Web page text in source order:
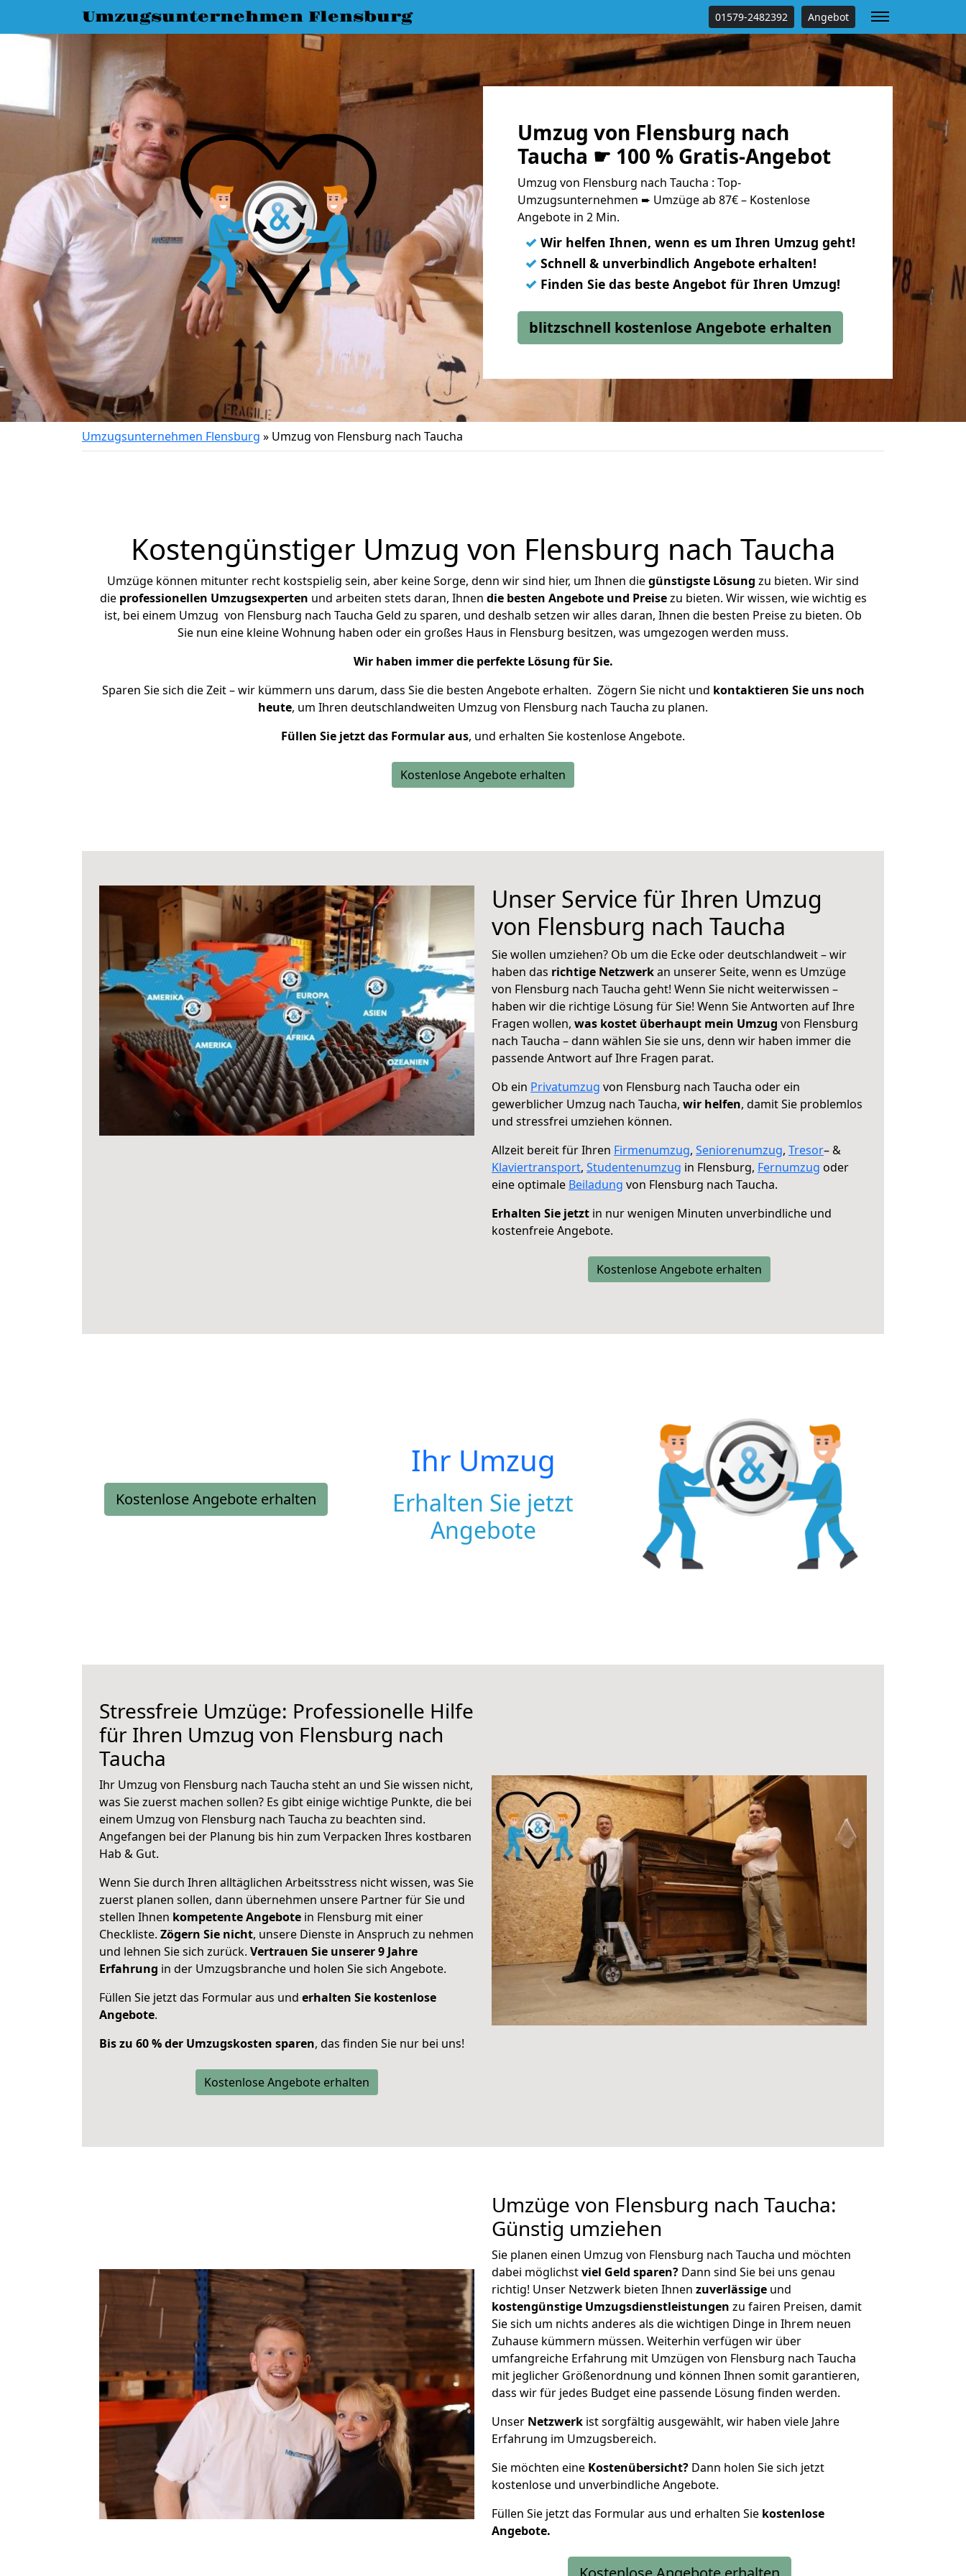
Umzugsunternehmen Flensburg 01579-2482392 Angebot
Umzug von Flensburg nach
Taucha ☛ 100 % Gratis-Angebot
Umzug von Flensburg nach Taucha : Top-
Umzugsunternehmen ➨ Umzüge ab 87€ – Kostenlose
Angebote in 2 Min.
✓ Wir helfen Ihnen, wenn es um Ihren Umzug geht!
✓ Schnell & unverbindlich Angebote erhalten!
✓ Finden Sie das beste Angebot für Ihren Umzug!
blitzschnell kostenlose Angebote erhalten
Umzugsunternehmen Flensburg » Umzug von Flensburg nach Taucha
Kostengünstiger Umzug von Flensburg nach Taucha
Umzüge können mitunter recht kostspielig sein, aber keine Sorge, denn wir sind hier, um Ihnen diegünstigste Lösung zu bieten. Wir sind
die professionellen Umzugsexperten und arbeiten stets daran, Ihnen die besten Angebote und Preisezu bieten. Wir wissen, wie wichtig es
ist, bei einem Umzug von Flensburg nach Taucha Geld zu sparen, und deshalb setzen wir alles daran, Ihnen die besten Preise zu bieten. Ob
Sie nun eine kleine Wohnung haben oder ein großes Haus in Flensburg besitzen, was umgezogen werden muss.
Wir haben immer die perfekte Lösung für Sie.
Sparen Sie sich die Zeit – wir kümmern uns darum, dass Sie die besten Angebote erhalten. Zögern Sie nicht und kontaktieren Sie uns noch
heute, um Ihren deutschlandweiten Umzug von Flensburg nach Taucha zu planen.
Füllen Sie jetzt das Formular aus, und erhalten Sie kostenlose Angebote.
Kostenlose Angebote erhalten
Unser Service für Ihren Umzug
von Flensburg nach Taucha
Sie wollen umziehen? Ob um die Ecke oder deutschlandweit – wir
haben das richtige Netzwerkan unserer Seite, wenn es Umzüge
von Flensburg nach Taucha geht! Wenn Sie nicht weiterwissen –
haben wir die richtige Lösung für Sie! Wenn Sie Antworten auf Ihre
Fragen wollen, was kostet überhaupt mein Umzug von Flensburg
nach Taucha – dann wählen Sie sie uns, denn wir haben immer die
passende Antwort auf Ihre Fragen parat.
Ob ein Privatumzug von Flensburg nach Taucha oder ein
gewerblicher Umzug nach Taucha, wir helfen, damit Sie problemlos
und stressfrei umziehen können.
Allzeit bereit für Ihren Firmenumzug, Seniorenumzug, Tresor– &
Klaviertransport, Studentenumzug in Flensburg, Fernumzug oder
eine optimale Beiladung von Flensburg nach Taucha.
Erhalten Sie jetzt in nur wenigen Minuten unverbindliche und
kostenfreie Angebote.
Kostenlose Angebote erhalten
Kostenlose Angebote erhalten
Ihr Umzug
Erhalten Sie jetzt
Angebote
Stressfreie Umzüge: Professionelle Hilfe
für Ihren Umzug von Flensburg nach
Taucha
Ihr Umzug von Flensburg nach Taucha steht an und Sie wissen nicht,
was Sie zuerst machen sollen? Es gibt einige wichtige Punkte, die bei
einem Umzug von Flensburg nach Taucha zu beachten sind.
Angefangen bei der Planung bis hin zum Verpacken Ihres kostbaren
Hab & Gut.
Wenn Sie durch Ihren alltäglichen Arbeitsstress nicht wissen, was Sie
zuerst planen sollen, dann übernehmen unsere Partner für Sie und
stellen Ihnen kompetente Angebote in Flensburg mit einer
Checkliste. Zögern Sie nicht, unsere Dienste in Anspruch zu nehmen
und lehnen Sie sich zurück. Vertrauen Sie unserer 9 Jahre
Erfahrung in der Umzugsbranche und holen Sie sich Angebote.
Füllen Sie jetzt das Formular aus und erhalten Sie kostenlose
Angebote.
Bis zu 60 % der Umzugskosten sparen, das finden Sie nur bei uns!
Kostenlose Angebote erhalten
Umzüge von Flensburg nach Taucha:
Günstig umziehen
Sie planen einen Umzug von Flensburg nach Taucha und möchten
dabei möglichstviel Geld sparen? Dann sind Sie bei uns genau
richtig! Unser Netzwerk bieten Ihnen zuverlässige und
kostengünstige Umzugsdienstleistungen zu fairen Preisen, damit
Sie sich um nichts anderes als die wichtigen Dinge in Ihrem neuen
Zuhause kümmern müssen. Weiterhin verfügen wir über
umfangreiche Erfahrung mit Umzügen von Flensburg nach Taucha
mit jeglicher Größenordnung und können Ihnen somit garantieren,
dass wir für jedes Budget eine passende Lösung finden werden.
Unser Netzwerk ist sorgfältig ausgewählt, wir haben viele Jahre
Erfahrung im Umzugsbereich.
Sie möchten eine Kostenübersicht? Dann holen Sie sich jetzt
kostenlose und unverbindliche Angebote.
Füllen Sie jetzt das Formular aus und erhalten Sie kostenlose
Angebote.